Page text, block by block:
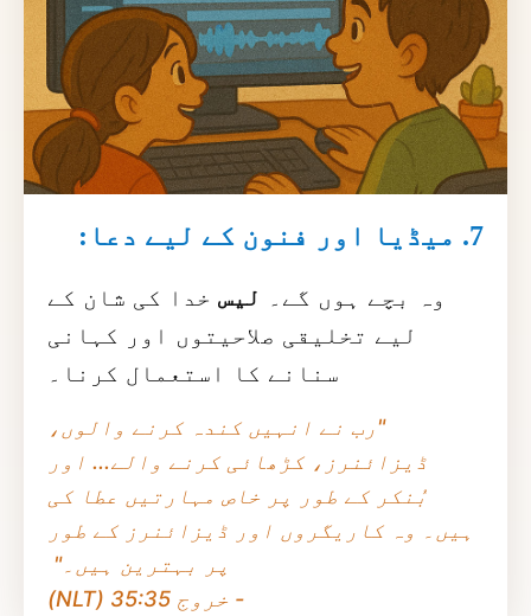
7. میڈیا اور فنون کے لیے دعا:
وہ بچے ہوں گے۔ لیس خدا کی شان کے
لیے تخلیقی صلاحیتوں اور کہانی
سنانے کا استعمال کرنا۔
"رب نے انہیں کندہ کرنے والوں،
ڈیزائنرز، کڑھائی کرنے والے... اور
بُنکر کے طور پر خاص مہارتیں عطا کی
ہیں۔ وہ کاریگروں اور ڈیزائنرز کے طور
پر بہترین ہیں۔"
- خروج 35:35 (NLT)